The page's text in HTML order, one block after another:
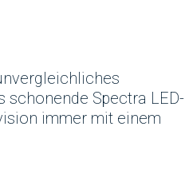
schonende Spectra LED-
immer mit einem